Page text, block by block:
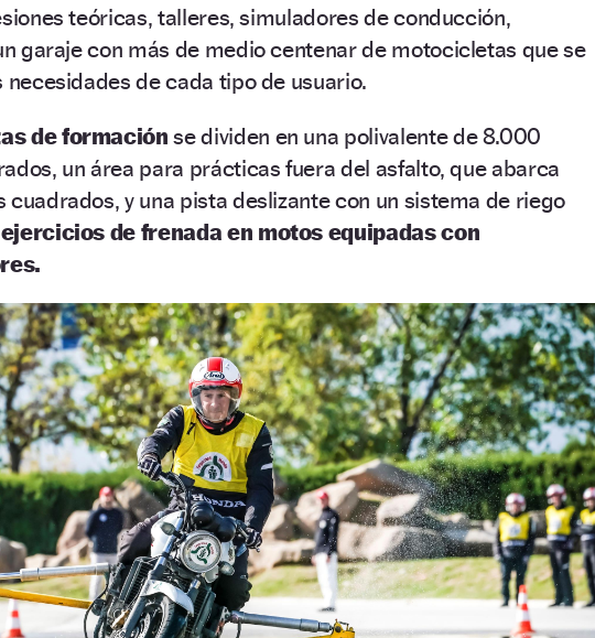
teóricas, talleres, simuladores de conducción,
garaje con más de medio centenar de motocicletas que se
necesidades de cada tipo de usuario.
de formación se dividen en una polivalente de 8.000
un área para prácticas fuera del asfalto, que abarca
y una pista deslizante con un sistema de riego
ejercicios de frenada en motos equipadas con